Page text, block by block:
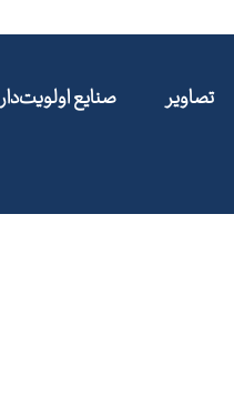
تصاویر
صنایع اولویت‌دار